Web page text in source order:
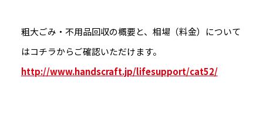
粗大ごみ・不用品回収の概要と、相場（料金）について
はコチラからご確認いただけます。
http://www.handscraft.jp/lifesupport/cat52/